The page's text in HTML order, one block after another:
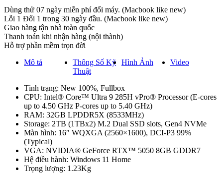
Ram
32GB
SSD
2TB
RTX
quantity
Dùng thử 07 ngày miễn phí đổi máy. (Macbook like new)
Lỗi 1 Đổi 1 trong 30 ngày đầu. (Macbook like new)
Giao hàng tận nhà toàn quốc
Thanh toán khi nhận hàng (nội thành)
Hỗ trợ phần mềm trọn đời
Mô tả
Thông Số Kỹ
Thuật
Hình Ảnh Video
Tình trạng: New 100%, Fullbox
CPU: Intel® Core™ Ultra 9 285H vPro® Processor (E-cores
up to 4.50 GHz P-cores up to 5.40 GHz)
RAM: 32GB LPDDR5X (8533MHz)
Storage: 2TB (1TBx2) M.2 Dual SSD slots, Gen4 NVMe
Màn hình: 16″ WQXGA (2560×1600), DCI-P3 99%
(Typical)
VGA: NVIDIA® GeForce RTX™ 5050 8GB GDDR7
Hệ điều hành: Windows 11 Home
Trọng lượng: 1.23Kg